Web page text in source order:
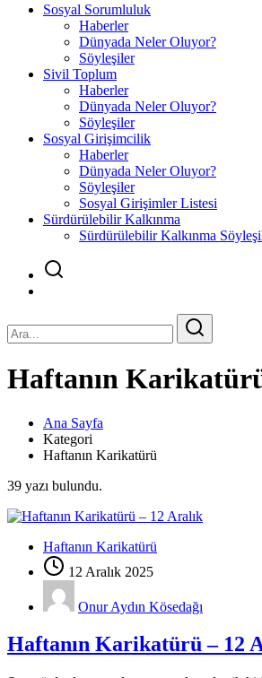
Sosyal Sorumluluk
Haberler
Dünyada Neler Oluyor?
Söyleşiler
Sivil Toplum
Haberler
Dünyada Neler Oluyor?
Söyleşiler
Sosyal Girişimcilik
Haberler
Dünyada Neler Oluyor?
Söyleşiler
Sosyal Girişimler Listesi
Sürdürülebilir Kalkınma
Sürdürülebilir Kalkınma
Haftanın
Ana Sayfa
Kategori
Haftanın Karikatürü
39 yazı bulundu.
Haftanın Karikatürü
12 Aralık 2025
Onur Aydın Kösedağı
Haftanın Karikatürü – 12